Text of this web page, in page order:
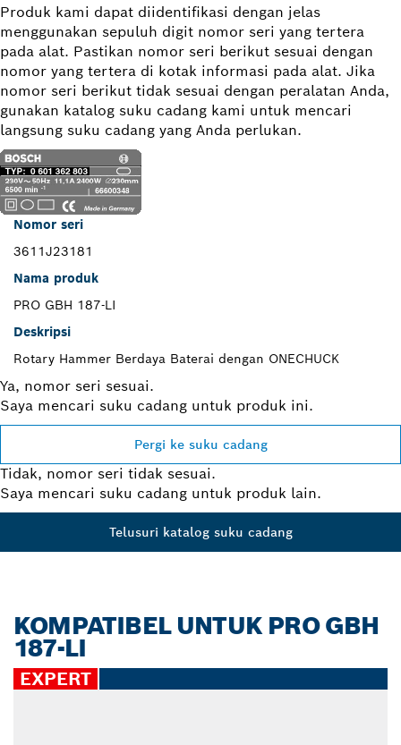
Produk kami dapat diidentifikasi dengan jelas
menggunakan sepuluh digit nomor seri yang tertera
pada alat. Pastikan nomor seri berikut sesuai dengan
nomor yang tertera di kotak informasi pada alat. Jika
nomor seri berikut tidak sesuai dengan peralatan Anda,
gunakan katalog suku cadang kami untuk mencari
langsung suku cadang yang Anda perlukan.
Nomor seri
3611J23181
Nama produk
PRO GBH 187-LI
Deskripsi
Rotary Hammer Berdaya Baterai dengan ONECHUCK
Ya, nomor seri sesuai.
Saya mencari suku cadang untuk produk ini.
Pergi ke suku cadang
Tidak, nomor seri tidak sesuai.
Saya mencari suku cadang untuk produk lain.
Telusuri katalog suku cadang
KOMPATIBEL UNTUK PRO GBH
187-LI
EXPERT